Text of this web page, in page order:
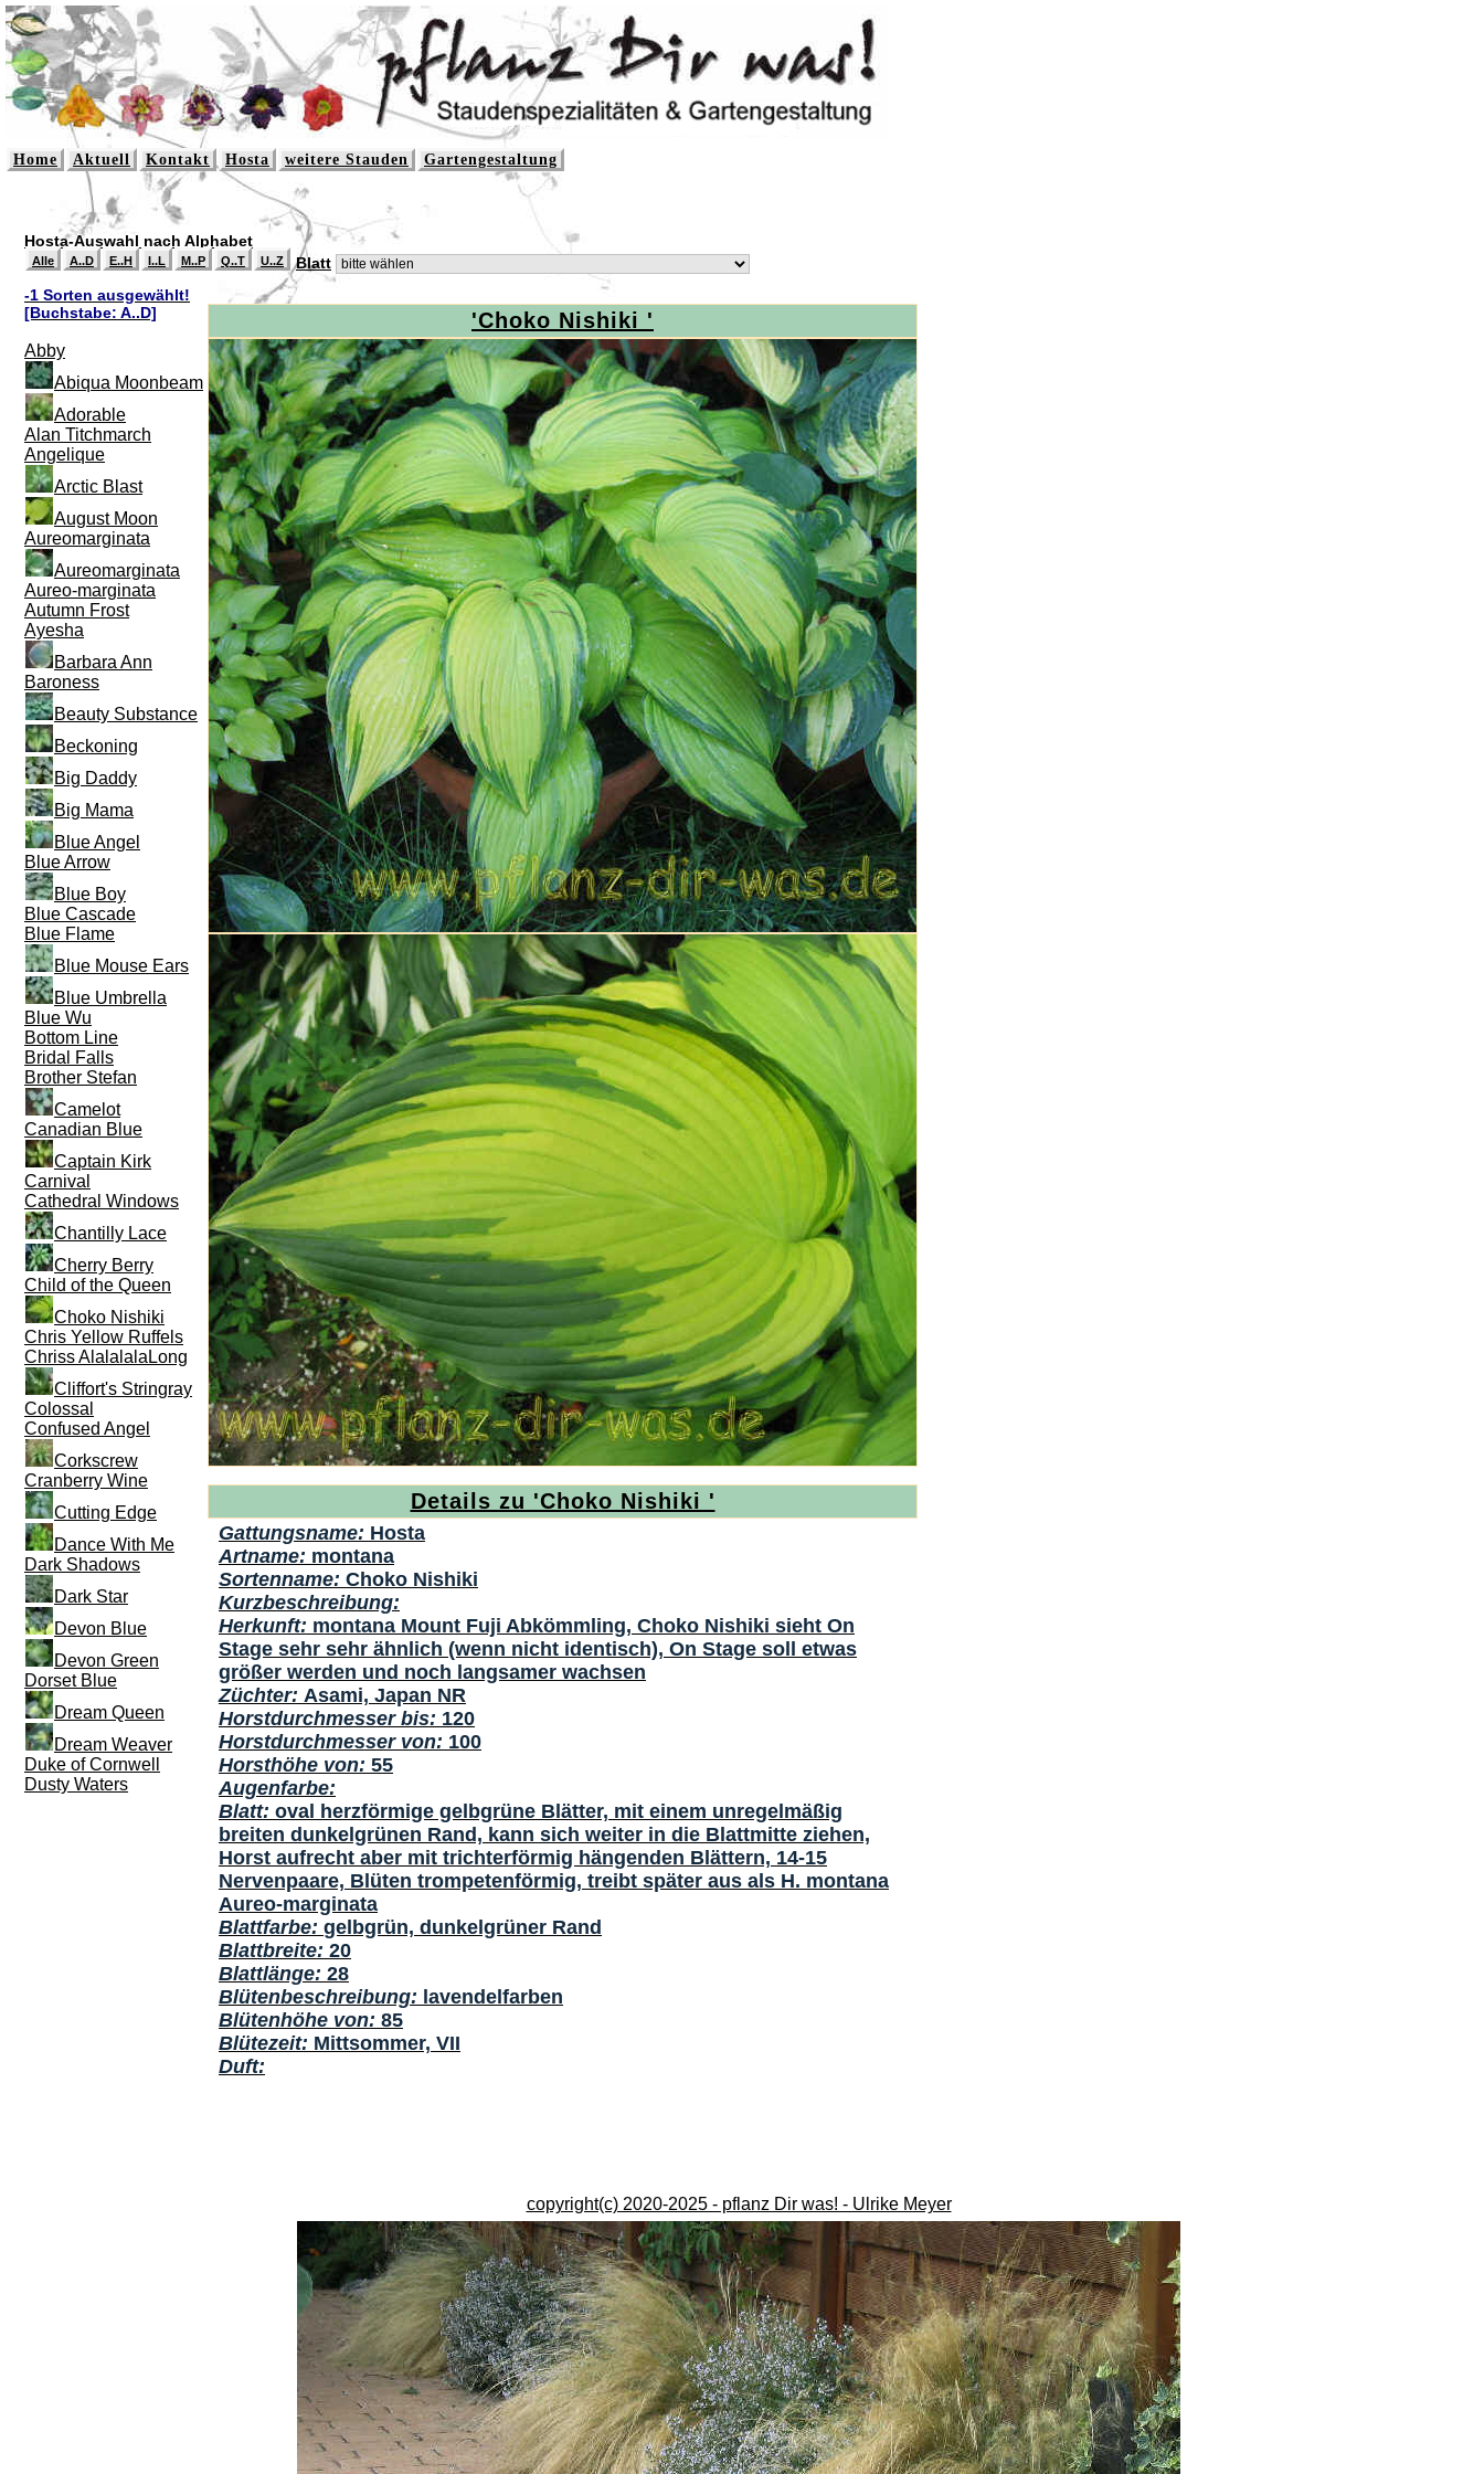
Home Aktuell Kontakt Hosta weitere Stauden Gartengestaltung
Hosta-Auswahl nach Alphabet
Alle A..D E..H I..L M..P Q..T U..Z
Blatt
-1 Sorten ausgewählt!
[Buchstabe: A..D]
Abby
Abiqua Moonbeam
Adorable
Alan Titchmarch
Angelique
Arctic Blast
August Moon
Aureomarginata
Aureomarginata
Aureo-marginata
Autumn Frost
Ayesha
Barbara Ann
Baroness
Beauty Substance
Beckoning
Big Daddy
Big Mama
Blue Angel
Blue Arrow
Blue Boy
Blue Cascade
Blue Flame
Blue Mouse Ears
Blue Umbrella
Blue Wu
Bottom Line
Bridal Falls
Brother Stefan
Camelot
Canadian Blue
Captain Kirk
Carnival
Cathedral Windows
Chantilly Lace
Cherry Berry
Child of the Queen
Choko Nishiki
Chris Yellow Ruffels
Chriss AlalalalaLong
Cliffort's Stringray
Colossal
Confused Angel
Corkscrew
Cranberry Wine
Cutting Edge
Dance With Me
Dark Shadows
Dark Star
Devon Blue
Devon Green
Dorset Blue
Dream Queen
Dream Weaver
Duke of Cornwell
Dusty Waters
'Choko Nishiki '
Details zu 'Choko Nishiki '
Gattungsname: Hosta
Artname: montana
Sortenname: Choko Nishiki
Kurzbeschreibung:
Herkunft: montana Mount Fuji Abkömmling, Choko Nishiki sieht On
Stage sehr sehr ähnlich (wenn nicht identisch), On Stage soll etwas
größer werden und noch langsamer wachsen
Züchter: Asami, Japan NR
Horstdurchmesser bis: 120
Horstdurchmesser von: 100
Horsthöhe von: 55
Augenfarbe:
Blatt: oval herzförmige gelbgrüne Blätter, mit einem unregelmäßig
breiten dunkelgrünen Rand, kann sich weiter in die Blattmitte ziehen,
Horst aufrecht aber mit trichterförmig hängenden Blättern, 14-15
Nervenpaare, Blüten trompetenförmig, treibt später aus als H. montana
Aureo-marginata
Blattfarbe: gelbgrün, dunkelgrüner Rand
Blattbreite: 20
Blattlänge: 28
Blütenbeschreibung: lavendelfarben
Blütenhöhe von: 85
Blütezeit: Mittsommer, VII
Duft:
copyright(c) 2020-2025 - pflanz Dir was! - Ulrike Meyer